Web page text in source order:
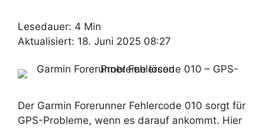
Lesedauer: 4 Min
Aktualisiert: 18. Juni 2025 08:27
Der Garmin Forerunner Fehlercode 010 sorgt für
GPS-Probleme, wenn es darauf ankommt. Hier